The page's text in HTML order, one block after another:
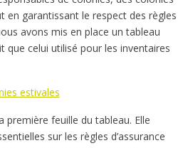
en garantissant le respect des règles
avons mis en place un tableau
que celui utilisé pour les inventaires
estivales
feuille du tableau. Elle
sur les règles d’assurance